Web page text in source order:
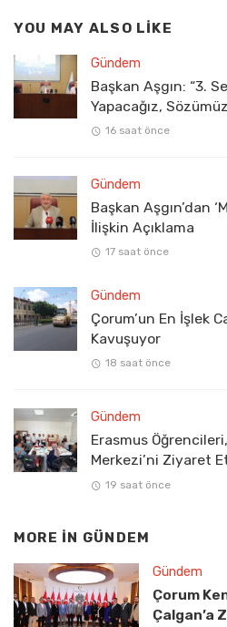
YOU MAY ALSO LIKE
Gündem
Başkan Aşgın: “3.
Yapacağız,
16 saat önce
Gündem
Başkan Aşgın’dan
İlişkin Açıklama
17 saat önce
Gündem
Çorum’un En İşlek
Kavuşuyor
18 saat önce
Gündem
Erasmus
Merkezi’ni Ziyaret
19 saat önce
MORE IN GÜNDEM
Gündem
Çorum
Çalgan’a